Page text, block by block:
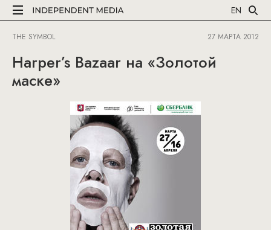
EN
THE SYMBOL 27 МАРТА 2012
Harper’s Bazaar на «Золотой
маске»